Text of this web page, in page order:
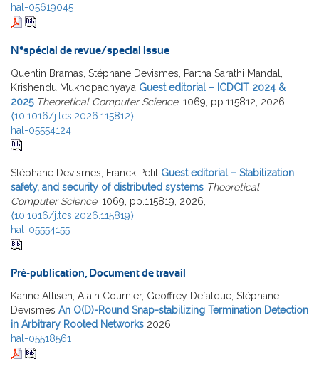
hal-05619045
N°spécial de revue/special issue
Quentin Bramas, Stéphane Devismes, Partha Sarathi Mandal,
Krishendu Mukhopadhyaya Guest editorial – ICDCIT 2024 &
2025 Theoretical Computer Science, 1069, pp.115812, 2026,
⟨10.1016/j.tcs.2026.115812⟩
hal-05554124
Stéphane Devismes, Franck Petit Guest editorial – Stabilization
safety, and security of distributed systems Theoretical
Computer Science, 1069, pp.115819, 2026,
⟨10.1016/j.tcs.2026.115819⟩
hal-05554155
Pré-publication, Document de travail
Karine Altisen, Alain Cournier, Geoffrey Defalque, Stéphane
Devismes An O(D)-Round Snap-stabilizing Termination Detection
in Arbitrary Rooted Networks 2026
hal-05518561